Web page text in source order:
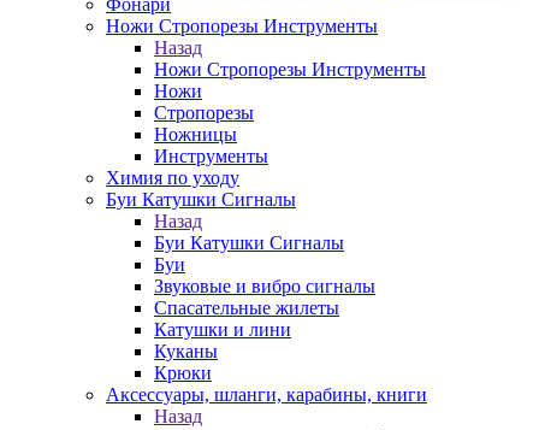
Фонари
Ножи Стропорезы Инструменты
Назад
Ножи Стропорезы Инструменты
Ножи
Стропорезы
Ножницы
Инструменты
Химия по уходу
Буи Катушки Сигналы
Назад
Буи Катушки Сигналы
Буи
Звуковые и вибро сигналы
Спасательные жилеты
Катушки и лини
Куканы
Крюки
Аксессуары, шланги, карабины, книги
Назад